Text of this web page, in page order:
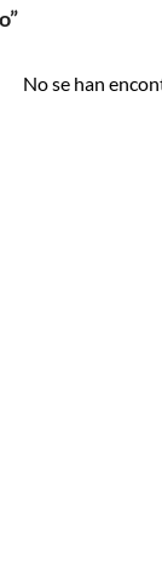
No se han